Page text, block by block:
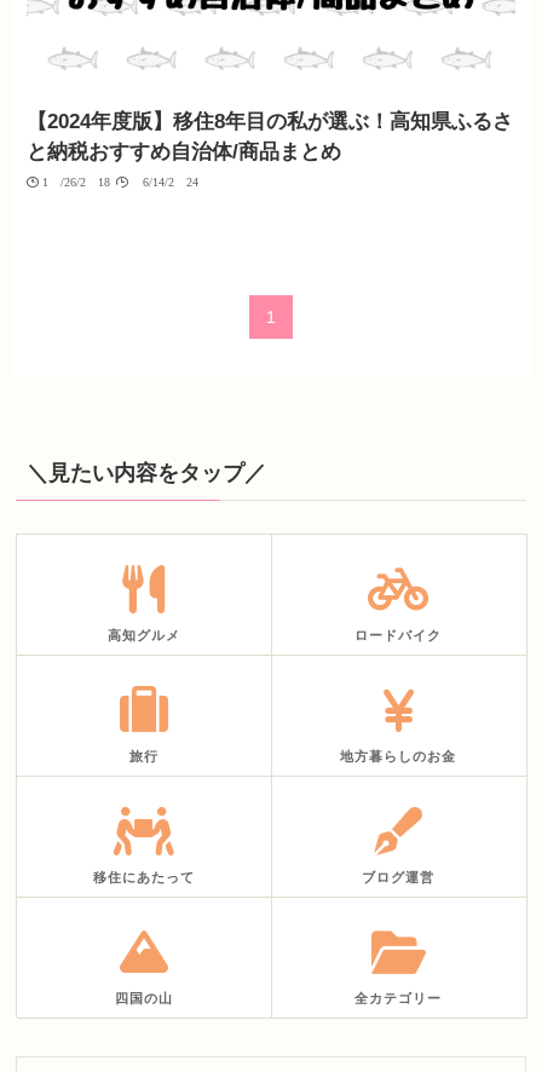
【2024年度版】移住8年目の私が選ぶ！高知県ふるさ
と納税おすすめ自治体/商品まとめ
10/26/2018 06/14/2024
1
＼見たい内容をタップ／
高知グルメ ロードバイク
旅行 地方暮らしのお金
移住にあたって ブログ運営
四国の山 全カテゴリー